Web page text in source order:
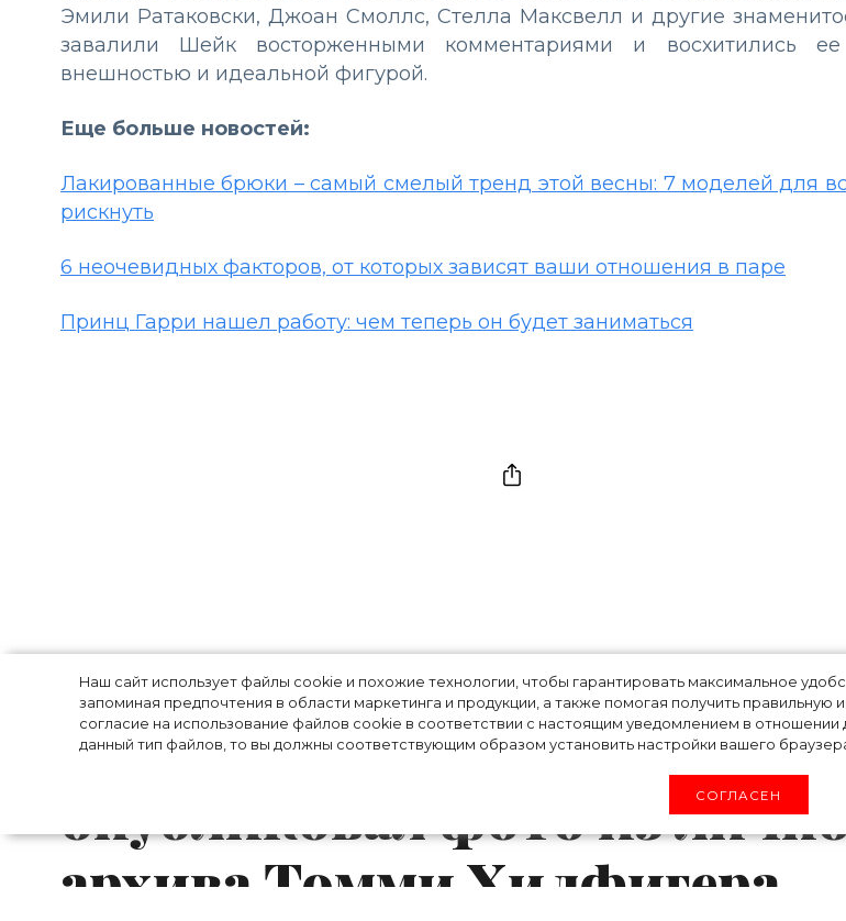
Наш сайт использует файлы cookie и похожие технологии, чтобы гарантировать максимальное
запоминая предпочтения в области маркетинга и продукции, а также помогая получить
согласие на использование файлов cookie в соответствии с настоящим уведомлением в
данный тип файлов, то вы должны соответствующим образом установить настройки вашего
СОГЛАСЕН
Эмили Ратаковски, Джоан Смоллс, Стелла Максвелл и другие
завалили Шейк восторженными комментариями и восхитились
внешностью и идеальной фигурой.
Еще больше новостей:
Лакированные брюки – самый смелый тренд этой весны: 7 моделей для
рискнуть
6 неочевидных факторов, от которых зависят ваши отношения в паре
Принц Гарри нашел работу: чем теперь он будет заниматься
В честь 70-летия
бренд Tommy Hilfiger
опубликовал фото из
архива Томми Хилфигера